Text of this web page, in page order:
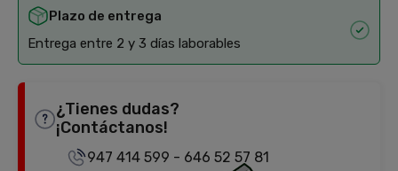
Plazo de entrega
Entrega entre 2 y 3 días laborables
¿Tienes dudas?
¡Contáctanos!
947 414 599 - 646 52 57 81